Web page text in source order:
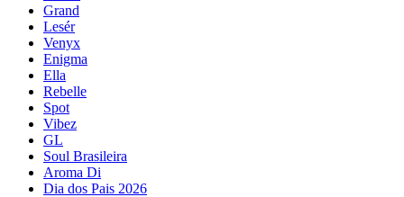
Grand
Lesér
Venyx
Enigma
Ella
Rebelle
Spot
Vibez
GL
Soul Brasileira
Aroma Di
Dia dos Pais 2026